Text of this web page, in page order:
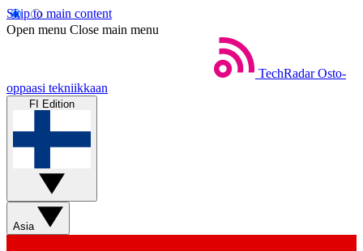
Skip to main content
Open menu Close main menu
TechRadar Osto-
oppaasi tekniikkaan
FI Edition
Asia